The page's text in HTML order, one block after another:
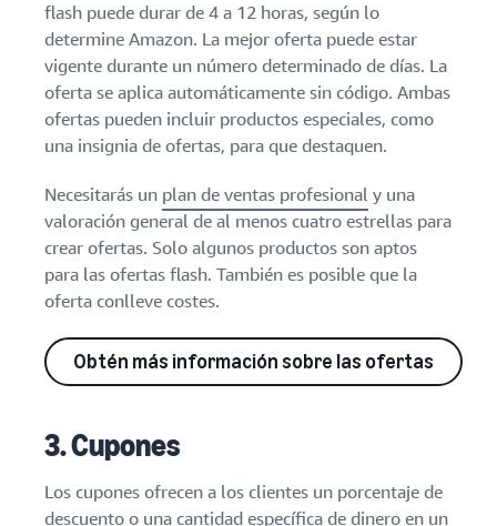
flash puede durar de 4 a 12 horas, según lo
determine Amazon. La mejor oferta puede estar
vigente durante un número determinado de días. La
oferta se aplica automáticamente sin código. Ambas
ofertas pueden incluir productos especiales, como
una insignia de ofertas, para que destaquen.
Necesitarás un plan de ventas profesional y una
valoración general de al menos cuatro estrellas para
crear ofertas. Solo algunos productos son aptos
para las ofertas flash. También es posible que la
oferta conlleve costes.
Obtén más información sobre las ofertas
3. Cupones
Los cupones ofrecen a los clientes un porcentaje de
descuento o una cantidad específica de dinero en un